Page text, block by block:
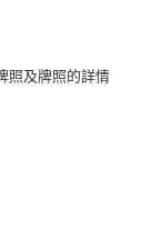
照及牌照的詳情